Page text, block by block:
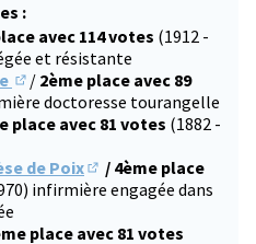
:
un nouvel onglet)
avec 114 votes (1912 -
et résistante
(S'ouvre dans un nouvel onglet)
/ 2ème place avec 89
doctoresse tourangelle
un nouvel onglet)
place avec 81 votes (1882 -
de Poix
(S'ouvre dans un
/ 4ème place
infirmière engagée dans
place avec 81 votes